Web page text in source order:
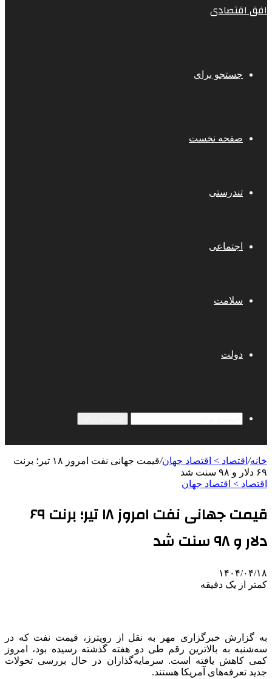
افق اقتصادی
جستجو برای
صفحه نخست
تندرستی
اجتماعی
سلامت
دولت
خانه/ اقتصاد > اقتصاد جهان/
قیمت جهانی نفت امروز ۱۸ تیر؛ برنت
۶۹ دلار و ۹۸ سنت شد
اقتصاد > اقتصاد جهان
قیمت جهانی نفت امروز ۱۸ تیر؛ برنت ۶۹
دلار و ۹۸ سنت شد
۱۴۰۴/۰۴/۱۸
کمتر از یک دقیقه
به گزارش خبرگزاری مهر به نقل از رویترز، قیمت نفت که در
سه‌شنبه به بالاترین رقم طی دو هفته گذشته رسیده بود، امروز
کمی کاهش یافته است. سرمایه‌گذاران در حال بررسی تحولات
جدید تعرفه‌های آمریکا هستند.